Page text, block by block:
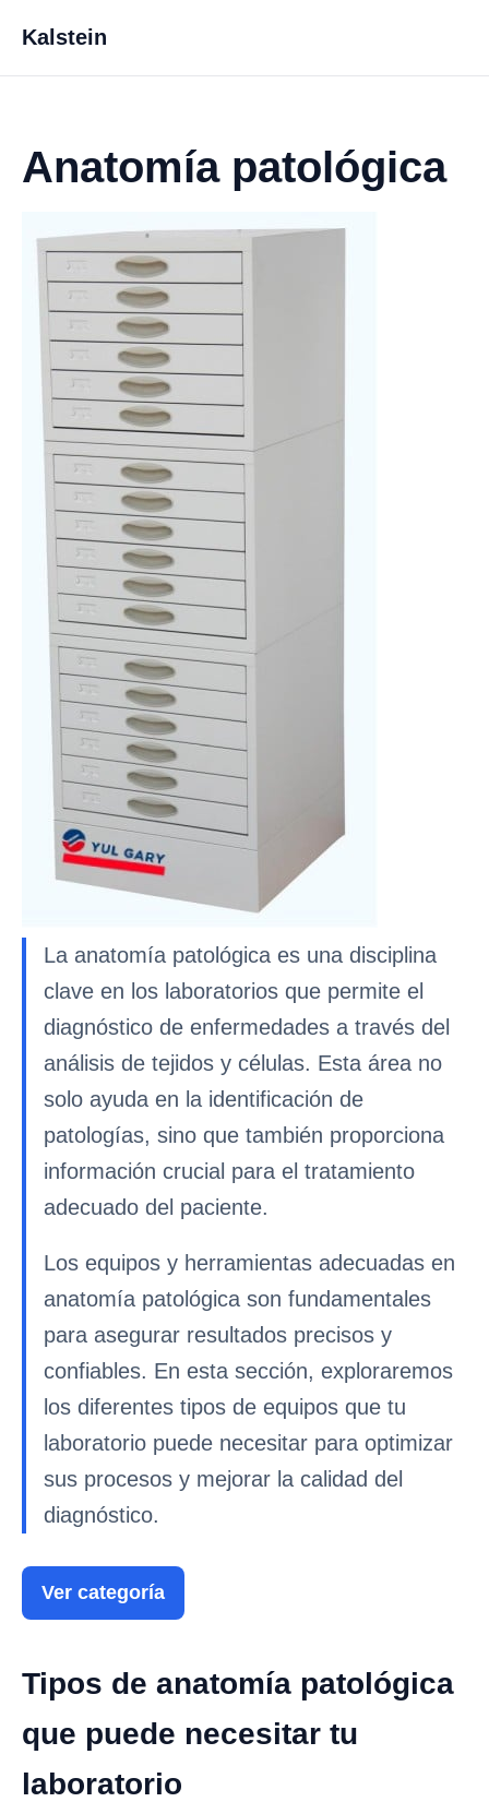
Kalstein
Anatomía patológica
La anatomía patológica es una disciplina
clave en los laboratorios que permite el
diagnóstico de enfermedades a través del
análisis de tejidos y células. Esta área no
solo ayuda en la identificación de
patologías, sino que también proporciona
información crucial para el tratamiento
adecuado del paciente.
Los equipos y herramientas adecuadas en
anatomía patológica son fundamentales
para asegurar resultados precisos y
confiables. En esta sección, exploraremos
los diferentes tipos de equipos que tu
laboratorio puede necesitar para optimizar
sus procesos y mejorar la calidad del
diagnóstico.
Ver categoría
Tipos de anatomía patológica
que puede necesitar tu
laboratorio